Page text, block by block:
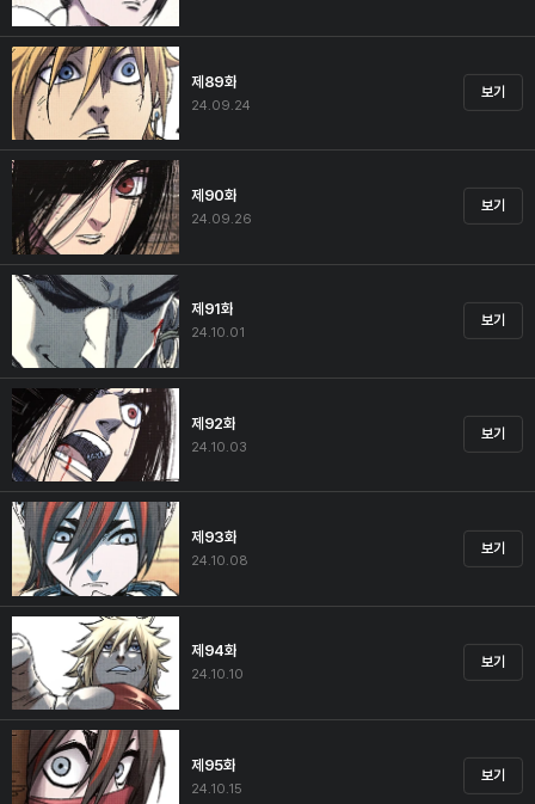
제89화
24.09.24
보기
제90화
24.09.26
보기
제91화
24.10.01
보기
제92화
24.10.03
보기
제93화
24.10.08
보기
제94화
24.10.10
보기
제95화
24.10.15
보기